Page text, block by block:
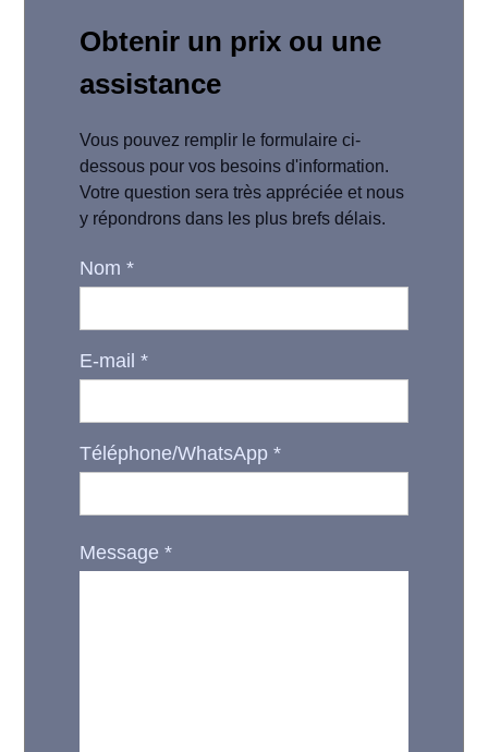
Obtenir un prix ou une
assistance
Vous pouvez remplir le formulaire ci-
dessous pour vos besoins d'information.
Votre question sera très appréciée et nous
y répondrons dans les plus brefs délais.
Nom*
E-mail*
Téléphone/WhatsApp*
Message*